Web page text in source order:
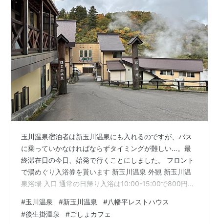
玉川温泉宿泊者は新玉川温泉にも入れるのですが、バス
に乗っていかなければならずタイミングが難しい…。最
終滞在日の今日、始発で行くことにしました。 フロント
で湯めぐり入浴券を貰います 新玉川温泉 外観 新玉川温
泉浴場 入口 通常の日帰り入浴は10:00-15:00で800円で
玉川温泉 売店 姉を玉川温泉まで送って、私はそのまま八
幡平を目指します。（初日に回避した八幡平アスピーテ
#玉川温泉 #新玉川温泉 #八幡平レストハウス
#後生掛温泉 #ごしょカフェ